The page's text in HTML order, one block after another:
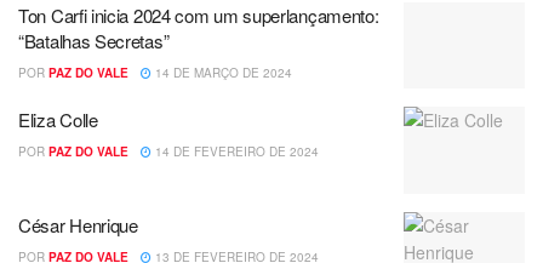
Ton Carfi inicia 2024 com um superlançamento:
“Batalhas Secretas”
POR PAZ DO VALE 14 DE MARÇO DE 2024
Eliza Colle
POR PAZ DO VALE 14 DE FEVEREIRO DE 2024
César Henrique
POR PAZ DO VALE 13 DE FEVEREIRO DE 2024